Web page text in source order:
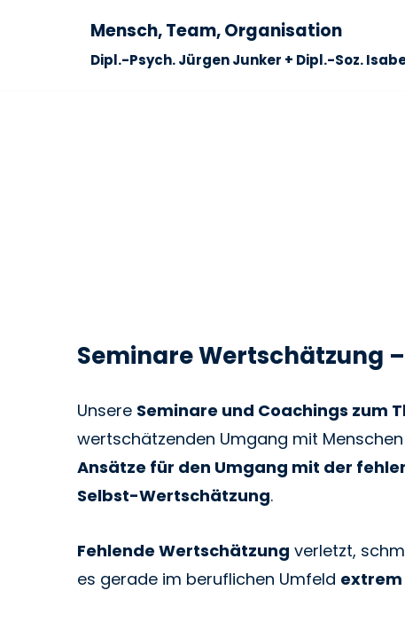
Mensch, Team, Organisation
Dipl.-Psych. Jürgen Junker + Dipl.-Soz.
Seminare Wertschätzung
Unsere Seminare und Coachings zum
wertschätzenden Umgang mit
Ansätze für den Umgang mit der
Selbst-Wertschätzung.
Fehlende Wertschätzung verletzt,
es gerade im beruflichen Umfeld